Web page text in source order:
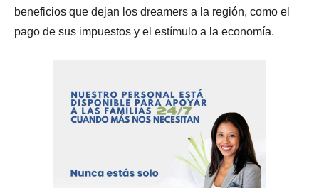
beneficios que dejan los dreamers a la región, como el
pago de sus impuestos y el estímulo a la economía.